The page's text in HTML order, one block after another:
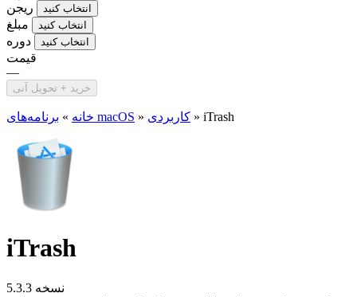
ریجن
انتخاب کنید
مبلغ انتخاب کنید
دوره انتخاب کنید
قیمت
—
خرید + تحویل آنی
خانه » برنامه‌های macOS » کاربردی » iTrash
iTrash
نسخه 5.3.3